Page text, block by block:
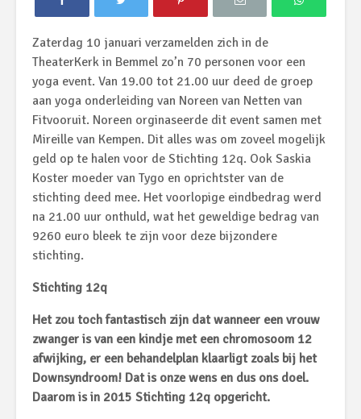
Zaterdag 10 januari verzamelden zich in de
TheaterKerk in Bemmel zo’n 70 personen voor een
yoga event. Van 19.00 tot 21.00 uur deed de groep
aan yoga onderleiding van Noreen van Netten van
Fitvooruit. Noreen orginaseerde dit event samen met
Mireille van Kempen. Dit alles was om zoveel mogelijk
geld op te halen voor de Stichting 12q. Ook Saskia
Koster moeder van Tygo en oprichtster van de
stichting deed mee. Het voorlopige eindbedrag werd
na 21.00 uur onthuld, wat het geweldige bedrag van
9260 euro bleek te zijn voor deze bijzondere
stichting.
Stichting 12q
Het zou toch fantastisch zijn dat wanneer een vrouw
zwanger is van een kindje met een chromosoom 12
afwijking, er een behandelplan klaarligt zoals bij het
Downsyndroom! Dat is onze wens en dus ons doel.
Daarom is in 2015 Stichting 12q opgericht.